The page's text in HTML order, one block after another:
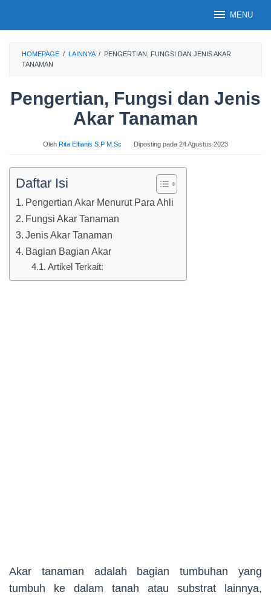
MENU
HOMEPAGE / LAINNYA / PENGERTIAN, FUNGSI DAN JENIS AKAR
TANAMAN
Pengertian, Fungsi dan Jenis
Akar Tanaman
Oleh Rita Elfianis S.P M.Sc Diposting pada 24 Agustus 2023
Daftar Isi
Pengertian Akar Menurut Para Ahli
Fungsi Akar Tanaman
Jenis Akar Tanaman
Bagian Bagian Akar
Artikel Terkait:
Akar tanaman adalah bagian tumbuhan yang
tumbuh ke dalam tanah atau substrat lainnya,